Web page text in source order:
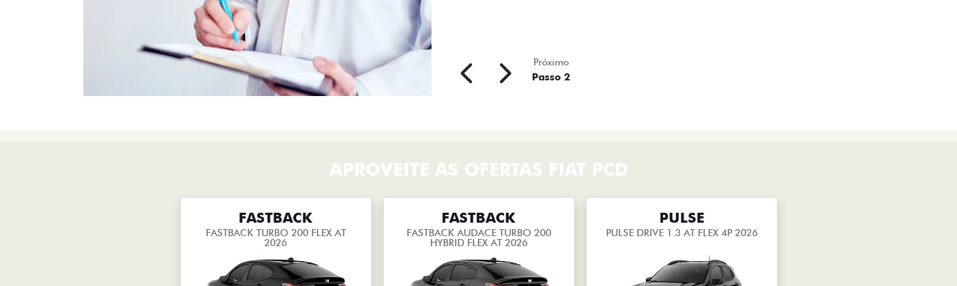
Próximo
Passo 2
APROVEITE AS OFERTAS FIAT PCD
FASTBACK
FASTBACK TURBO 200 FLEX AT
2026
FASTBACK
FASTBACK AUDACE TURBO 200
HYBRID FLEX AT 2026
PULSE
PULSE DRIVE 1.3 AT FLEX 4P 2026